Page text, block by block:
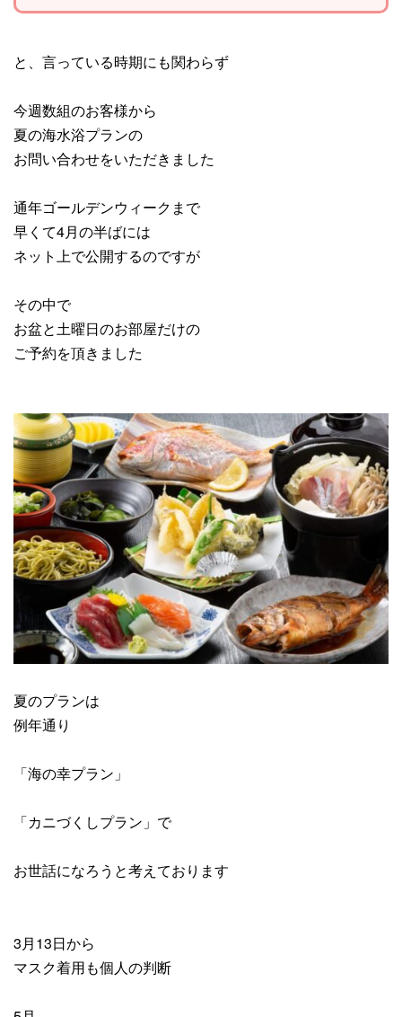
と、言っている時期にも関わらず
今週数組のお客様から
夏の海水浴プランの
お問い合わせをいただきました
通年ゴールデンウィークまで
早くて4月の半ばには
ネット上で公開するのですが
その中で
お盆と土曜日のお部屋だけの
ご予約を頂きました
夏のプランは
例年通り
「海の幸プラン」
「カニづくしプラン」で
お世話になろうと考えております
3月13日から
マスク着用も個人の判断